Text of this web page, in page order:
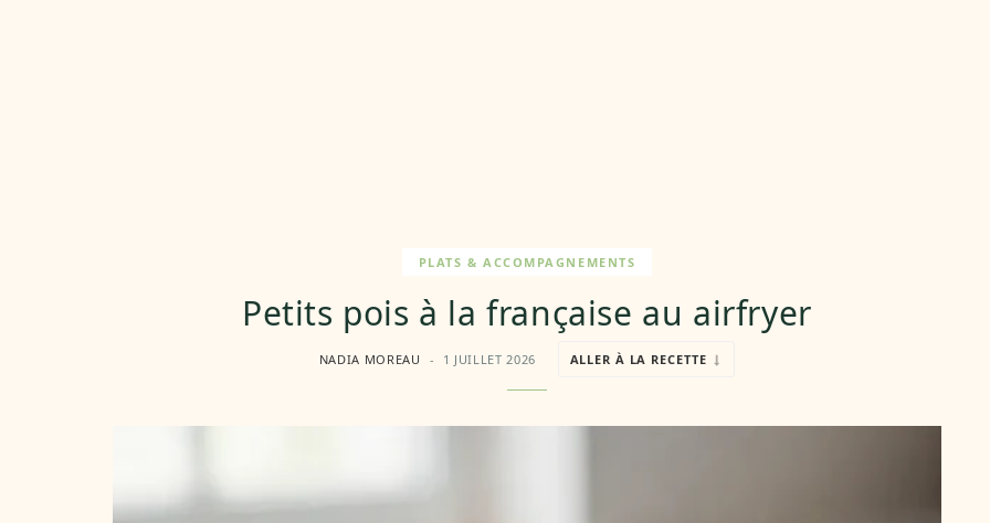
PLATS & ACCOMPAGNEMENTS
Petits pois à la française au airfryer
NADIA MOREAU 1 JUILLET 2026 ALLER À LA RECETTE